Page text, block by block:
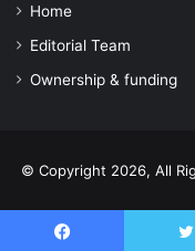
Home
Editorial Team
Ownership & funding
© Copyright 2026, All